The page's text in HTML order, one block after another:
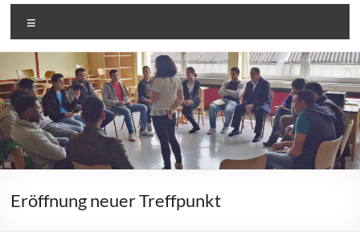
Nörvenich
hilft!
Eröffnung neuer Treffpunkt